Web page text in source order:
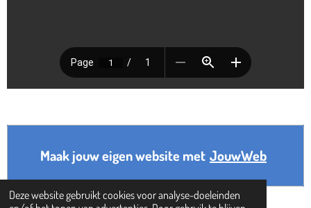
Deze website gebruikt cookies voor analyse-doeleinden
Maak jouw eigen website met JouwWeb